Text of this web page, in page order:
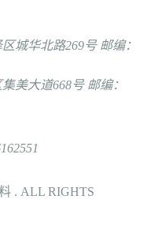
城华北路269号 邮编：
美大道668号 邮编：
. ALL RIGHTS